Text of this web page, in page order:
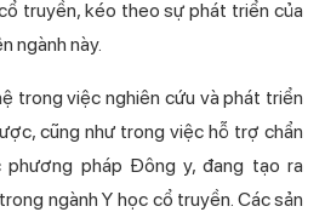
truyền, kéo theo sự phát triển của
ngành này.
trong việc nghiên cứu và phát triển
cũng như trong việc hỗ trợ chẩn
phương pháp Đông y, đang tạo ra
ngành Y học cổ truyền. Các sản